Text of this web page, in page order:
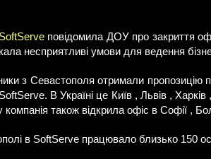
SoftServeповідомила ДОУ про закриття
несприятливі умови для ведення
з Севастополя отримали пропозицію
В Україні це Київ , Львів ,
компанія також відкрила офіс в Софії ,
в SoftServe працювало близько 150